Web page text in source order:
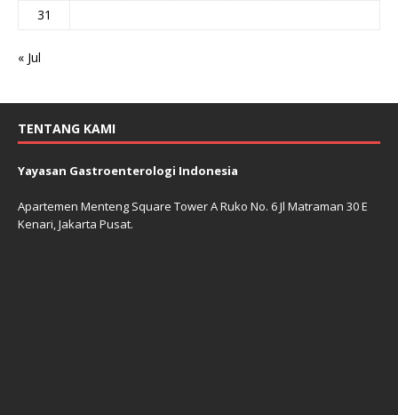
31
« Jul
TENTANG KAMI
Yayasan Gastroenterologi Indonesia
Apartemen Menteng Square Tower A Ruko No. 6 Jl Matraman 30 E
Kenari, Jakarta Pusat.